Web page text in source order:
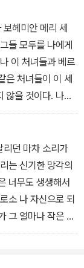
의 안토니아>.
친 그의 영혼은 지
었다.
헤미안 메리 세
들 모두를 나에게
이 처녀들과 베르
은 처녀들이 이 세
않을 것이다. 나는
로운 사실은 나에
버릴까 봐 가슴
치마를 입고 추수
옛날 꿈이 실제 경
럼 책장 위에 나타
러지게 적혀 있었
리던 마차 소리가
는 신기한 망각의
너무도 생생해서
소 나 자신으로 되
그 얼마나 작은 원
나에게 이 길은 운